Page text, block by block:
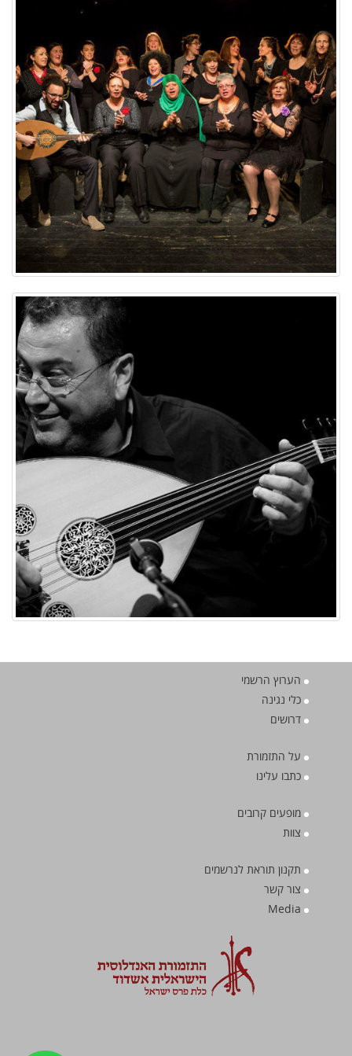
הערוץ הרשמי
כלי נגינה
דרושים
על התזמורת
כתבו עלינו
מופעים קרובים
צוות
תקנון תוראת לנרשמים
צור קשר